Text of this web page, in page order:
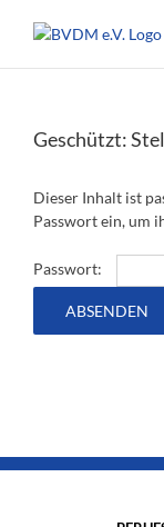
Inhalt
Geschützt:
Dieser Inhalt ist
Passwort ein, um
Passwort: